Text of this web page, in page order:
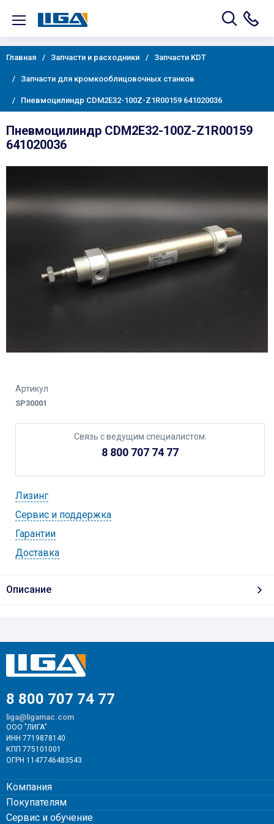
Главная Запчасти и расходники Запчасти KDT
Запчасти для кромкооблицовочных станков
Пневмоцилиндр CDM2E32-100Z-Z1R00159 641020036
Пневмоцилиндр CDM2E32-100Z-Z1R00159
641020036
Артикул
SP30001
Связь с ведущим специалистом:
8 800 707 74 77
Лизинг
Cервис и поддержка
Гарантии
Доставка
Описание
8 800 707 74 77
liga@ligamac.com
ООО "ЛИГА"
ИНН 7719878140
КПП 775101001
ОГРН 1147746483543
Компания
Покупателям
Сервис и обучение